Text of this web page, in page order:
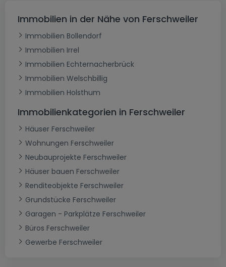
Immobilien in der Nähe von Ferschweiler
Immobilien Bollendorf
Immobilien Irrel
Immobilien Echternacherbrück
Immobilien Welschbillig
Immobilien Holsthum
Immobilienkategorien in Ferschweiler
Häuser Ferschweiler
Wohnungen Ferschweiler
Neubauprojekte Ferschweiler
Häuser bauen Ferschweiler
Renditeobjekte Ferschweiler
Grundstücke Ferschweiler
Garagen - Parkplätze Ferschweiler
Büros Ferschweiler
Gewerbe Ferschweiler